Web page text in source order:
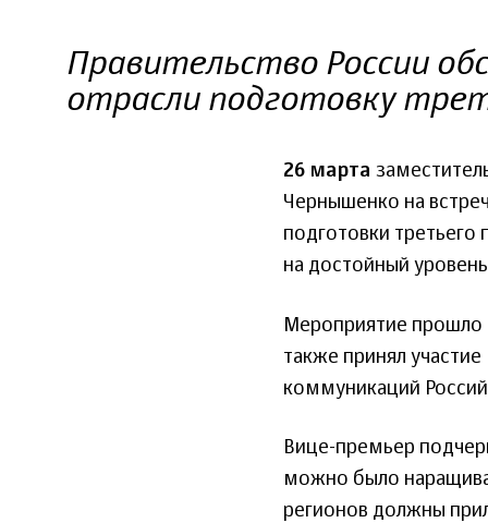
Правительство России
отрасли подготовку
26 марта
Чернышенко на
подготовки
на достойный
Мероприятие прошло
также принял
коммуникаций
Вице-премьер
можно было
регионов должны